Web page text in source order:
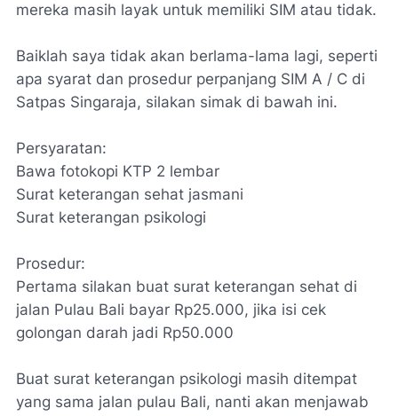
mereka masih layak untuk memiliki SIM atau tidak.
Baiklah saya tidak akan berlama-lama lagi, seperti
apa syarat dan prosedur perpanjang SIM A / C di
Satpas Singaraja, silakan simak di bawah ini.
Persyaratan:
Bawa fotokopi KTP 2 lembar
Surat keterangan sehat jasmani
Surat keterangan psikologi
Prosedur:
Pertama silakan buat surat keterangan sehat di
jalan Pulau Bali bayar Rp25.000, jika isi cek
golongan darah jadi Rp50.000
Buat surat keterangan psikologi masih ditempat
yang sama jalan pulau Bali, nanti akan menjawab